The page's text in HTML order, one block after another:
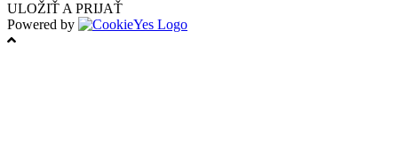
ULOŽIŤ A PRIJAŤ
Powered by